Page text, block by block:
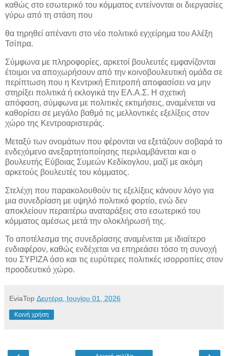
καθώς στο εσωτερικό του κόμματος εντείνονται οι διεργασίες
γύρω από τη στάση που
θα τηρηθεί απέναντι στο νέο πολιτικό εγχείρημα του Αλέξη
Τσίπρα.
Σύμφωνα με πληροφορίες, αρκετοί βουλευτές εμφανίζονται
έτοιμοι να αποχωρήσουν από την κοινοβουλευτική ομάδα σε
περίπτωση που η Κεντρική Επιτροπή αποφασίσει να μην
στηρίξει πολιτικά ή εκλογικά την ΕΛ.Α.Σ. Η σχετική
απόφαση, σύμφωνα με πολιτικές εκτιμήσεις, αναμένεται να
καθορίσει σε μεγάλο βαθμό τις μελλοντικές εξελίξεις στον
χώρο της Κεντροαριστεράς.
Μεταξύ των ονομάτων που φέρονται να εξετάζουν σοβαρά το
ενδεχόμενο ανεξαρτητοποίησης περιλαμβάνεται και ο
βουλευτής Εύβοιας Συμεών Κεδίκογλου, μαζί με ακόμη
αρκετούς βουλευτές του κόμματος.
Στελέχη που παρακολουθούν τις εξελίξεις κάνουν λόγο για
μια συνεδρίαση με υψηλό πολιτικό φορτίο, ενώ δεν
αποκλείουν περαιτέρω αναταράξεις στο εσωτερικό του
κόμματος αμέσως μετά την ολοκλήρωσή της.
Το αποτέλεσμα της συνεδρίασης αναμένεται με ιδιαίτερο
ενδιαφέρον, καθώς ενδέχεται να επηρεάσει τόσο τη συνοχή
του ΣΥΡΙΖΑ όσο και τις ευρύτερες πολιτικές ισορροπίες στον
προοδευτικό χώρο.
EviaTop Δευτέρα, Ιουνίου 01, 2026
Κοινή χρήση